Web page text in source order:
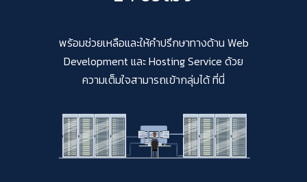
พร้อมช่วยเหลือและให้คำปรึกษาทางด้าน Web
Development และ Hosting Service ด้วย
ความเต็มใจสามารถเข้ากลุ่มได้ ที่นี่